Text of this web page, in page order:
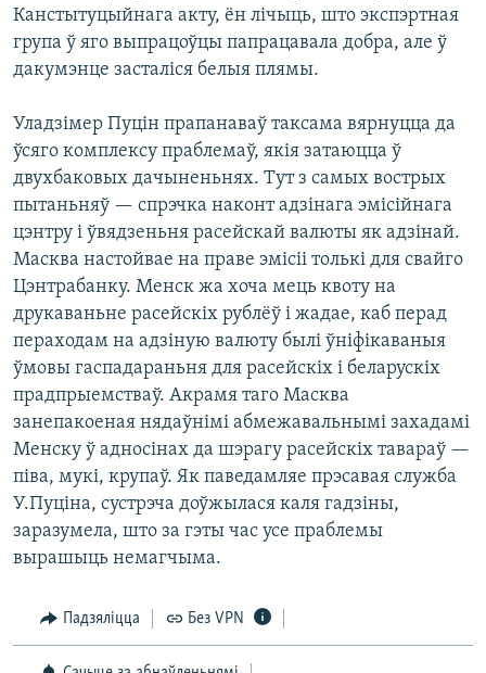
Канстытуцыйнага акту, ён лічыць, што экспэртная
група ў яго выпрацоўцы папрацавала добра, але ў
дакумэнце засталіся белыя плямы.
Уладзімер Пуцін прапанаваў таксама вярнуцца да
ўсяго комплексу праблемаў, якія затаюцца ў
двухбаковых дачыненьнях. Тут з самых вострых
пытаньняў — спрэчка наконт адзінага эмісійнага
цэнтру і ўвядзеньня расейскай валюты як адзінай.
Масква настойвае на праве эмісіі толькі для свайго
Цэнтрабанку. Менск жа хоча мець квоту на
друкаваньне расейскіх рублёў і жадае, каб перад
пераходам на адзіную валюту былі ўніфікаваныя
ўмовы гаспадараньня для расейскіх і беларускіх
прадпрыемстваў. Акрамя таго Масква
занепакоеная нядаўнімі абмежавальнымі захадамі
Менску ў адносінах да шэрагу расейскіх тавараў —
піва, мукі, крупаў. Як паведамляе прэсавая служба
У.Пуціна, сустрэча доўжылася каля гадзіны,
заразумела, што за гэты час усе праблемы
вырашыць немагчыма.
Падзяліцца Без VPN